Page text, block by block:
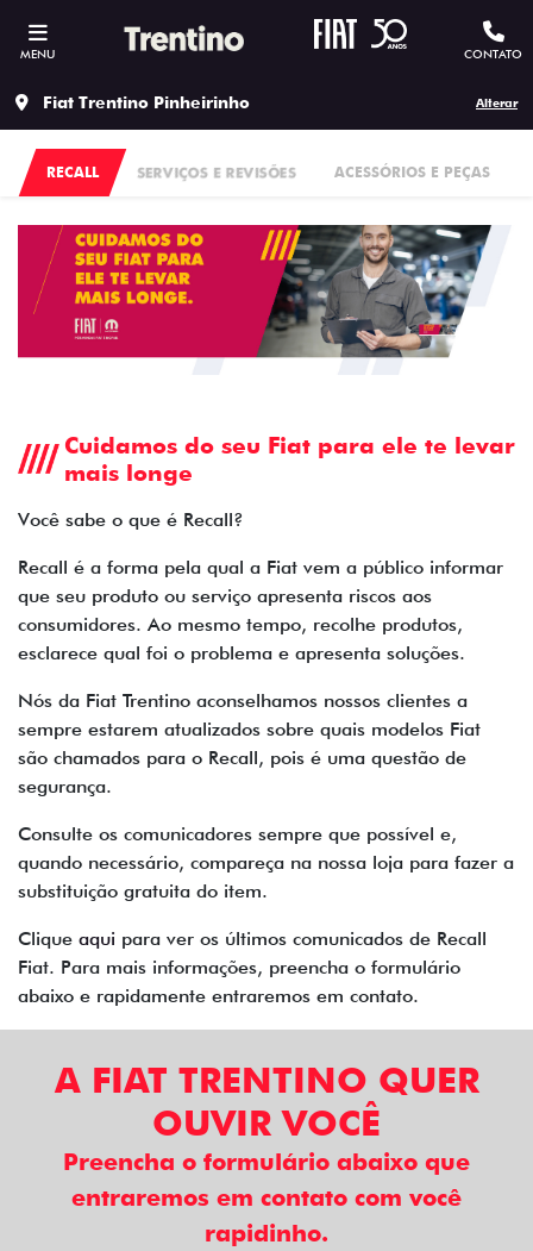
MENU CONTATO
Fiat Trentino Pinheirinho Alterar
SERVIÇOS E REVISÕES ACESSÓRIOS E PEÇAS
RECALL
Cuidamos do seu Fiat para ele te levar
mais longe
Você sabe o que é Recall?
Recall é a forma pela qual a Fiat vem a público informar
que seu produto ou serviço apresenta riscos aos
consumidores. Ao mesmo tempo, recolhe produtos,
esclarece qual foi o problema e apresenta soluções.
Nós da Fiat Trentino aconselhamos nossos clientes a
sempre estarem atualizados sobre quais modelos Fiat
são chamados para o Recall, pois é uma questão de
segurança.
Consulte os comunicadores sempre que possível e,
quando necessário, compareça na nossa loja para fazer a
substituição gratuita do item.
Clique aqui para ver os últimos comunicados de Recall
Fiat. Para mais informações, preencha o formulário
abaixo e rapidamente entraremos em contato.
A FIAT TRENTINO QUER
OUVIR VOCÊ
Preencha o formulário abaixo que
entraremos em contato com você
rapidinho.